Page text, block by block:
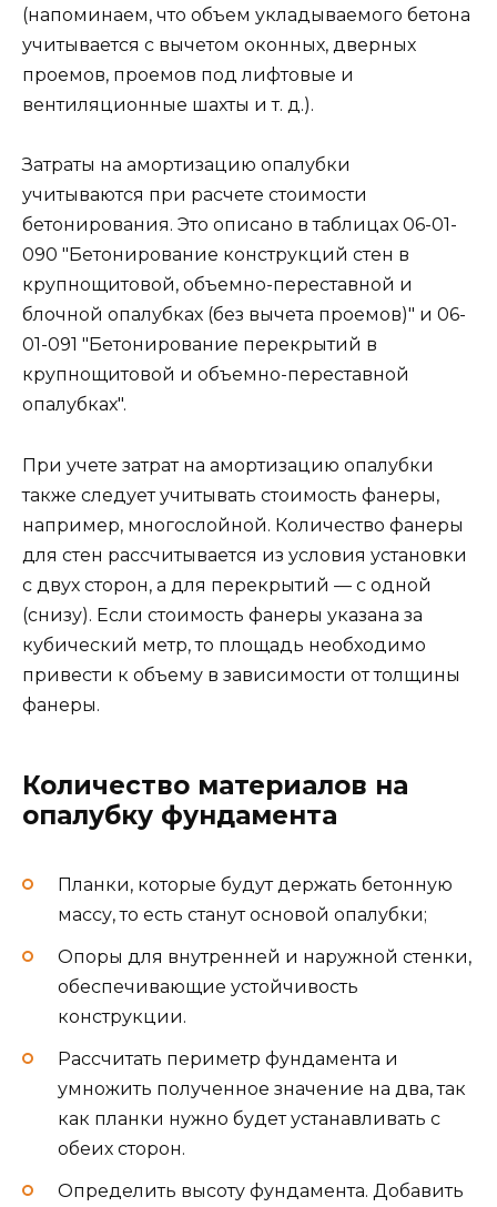
(напоминаем, что объем укладываемого бетона
учитывается с вычетом оконных, дверных
проемов, проемов под лифтовые и
вентиляционные шахты и т. д.).
Затраты на амортизацию опалубки
учитываются при расчете стоимости
бетонирования. Это описано в таблицах 06-01-
090 "Бетонирование конструкций стен в
крупнощитовой, объемно-переставной и
блочной опалубках (без вычета проемов)" и 06-
01-091 "Бетонирование перекрытий в
крупнощитовой и объемно-переставной
опалубках".
При учете затрат на амортизацию опалубки
также следует учитывать стоимость фанеры,
например, многослойной. Количество фанеры
для стен рассчитывается из условия установки
с двух сторон, а для перекрытий — с одной
(снизу). Если стоимость фанеры указана за
кубический метр, то площадь необходимо
привести к объему в зависимости от толщины
фанеры.
Количество материалов на
опалубку фундамента
Планки, которые будут держать бетонную
массу, то есть станут основой опалубки;
Опоры для внутренней и наружной стенки,
обеспечивающие устойчивость
конструкции.
Рассчитать периметр фундамента и
умножить полученное значение на два, так
как планки нужно будет устанавливать с
обеих сторон.
Определить высоту фундамента. Добавить